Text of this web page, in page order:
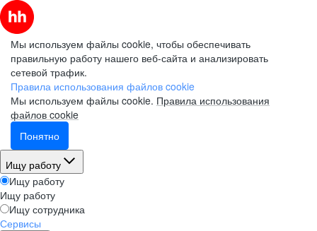
Мы используем файлы cookie, чтобы обеспечивать
правильную работу нашего веб-сайта и анализировать
сетевой трафик.
Правила использования файлов cookie
Мы используем файлы cookie. Правила использования
файлов cookie
Понятно
Ищу работу
Ищу работу
Ищу работу
Ищу сотрудника
Сервисы